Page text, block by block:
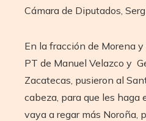
Cámara de Diputados,
En la fracción de Morena
PT de Manuel Velazco y
Zacatecas, pusieron al
cabeza, para que les haga
vaya a regar más Noroña,